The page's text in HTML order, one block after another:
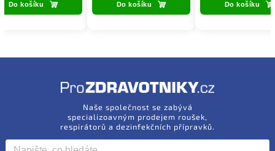
Do košíku Do košíku Do košíku
Naše společnost se zabývá
specializoavným prodejem roušek,
respirátorů a dezinfekčních přípravků.